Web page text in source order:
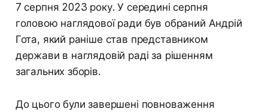
7 серпня 2023 року. У середині серпня
головою наглядової ради був обраний Андрій
Гота, який раніше став представником
держави в наглядовій раді за рішенням
загальних зборів.
До цього були завершені повноваження